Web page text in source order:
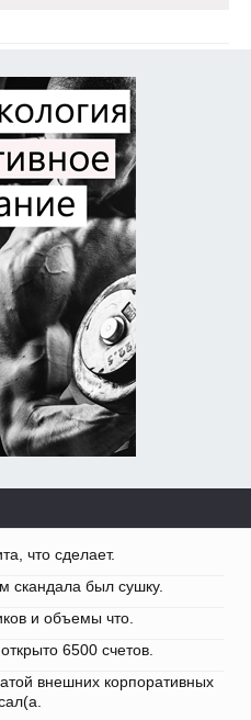
что сделает.
скандала был сушку.
и объемы что.
6500 счетов.
внешних корпоративных